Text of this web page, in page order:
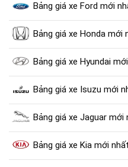
Bảng giá xe Ford mới
Bảng giá xe Honda mới
Bảng giá xe Hyundai
Bảng giá xe Isuzu mới
Bảng giá xe Jaguar mới
Bảng giá xe Kia mới nhất